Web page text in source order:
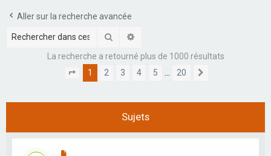
Aller sur la recherche avancée
Rechercher
La recherche a retourné plus de 1000 résultats
Page
1sur 20
1 2 3 4 5 20
Sujets